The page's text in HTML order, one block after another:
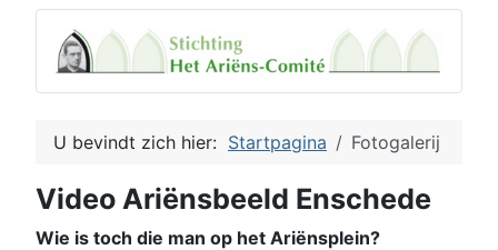
U bevindt zich hier: Startpagina Fotogalerij
Video Ariënsbeeld Enschede
Wie is toch die man op het Ariënsplein?